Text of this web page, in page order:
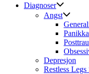
Diagnoser
Angst
Depresjon
Restless